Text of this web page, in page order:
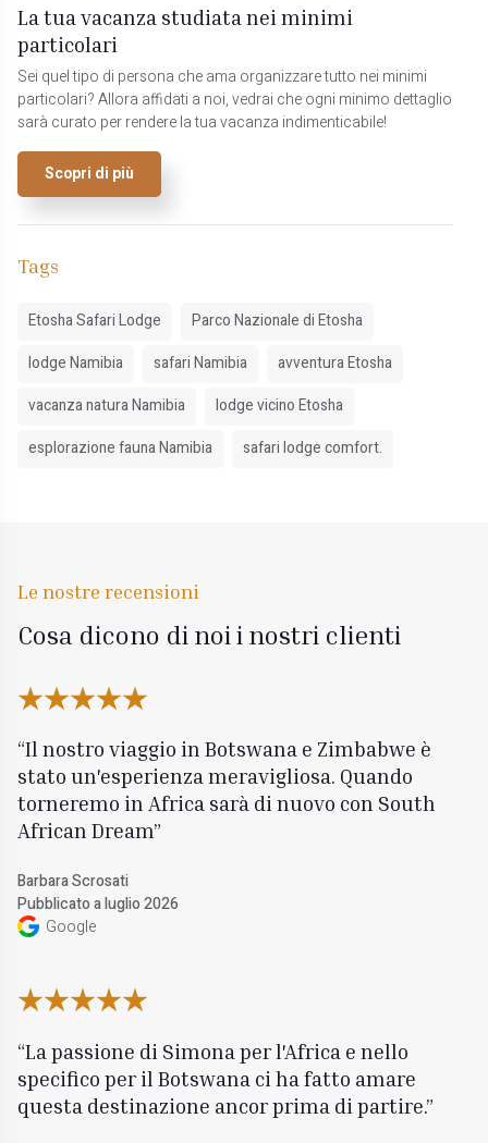
La tua vacanza studiata nei minimi
particolari
Sei quel tipo di persona che ama organizzare tutto nei minimi
particolari? Allora affidati a noi, vedrai che ogni minimo dettaglio
sarà curato per rendere la tua vacanza indimenticabile!
Scopri di più
Tags
Etosha Safari Lodge
Parco Nazionale di Etosha
lodge Namibia
safari Namibia
avventura Etosha
vacanza natura Namibia
lodge vicino Etosha
esplorazione fauna Namibia
safari lodge comfort.
Le nostre recensioni
Cosa dicono di noi i nostri clienti
Il nostro viaggio in Botswana e Zimbabwe è
stato un'esperienza meravigliosa. Quando
torneremo in Africa sarà di nuovo con South
African Dream
Barbara Scrosati
Pubblicato a luglio 2026
Google
La passione di Simona per l'Africa e nello
specifico per il Botswana ci ha fatto amare
questa destinazione ancor prima di partire.